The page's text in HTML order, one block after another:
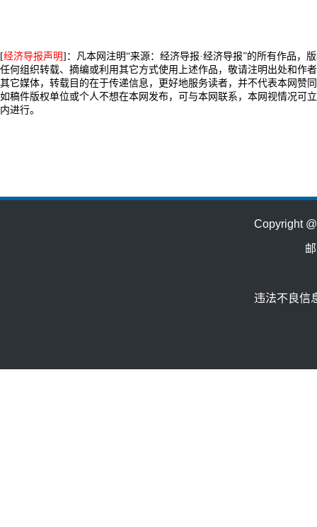
[经济导报声明]：凡本网注明“来源：经济导报·经济导报”的所有作品，
任何组织转载、摘编或利用其它方式使用上述作品，敬请注明出处和作
其它媒体，转载目的在于传递信息，更好地服务读者，并不代表本网赞
如稿件版权单位或个人不想在本网发布，可与本网联系，本网视情况可
内进行。
Copyright
违法不良信